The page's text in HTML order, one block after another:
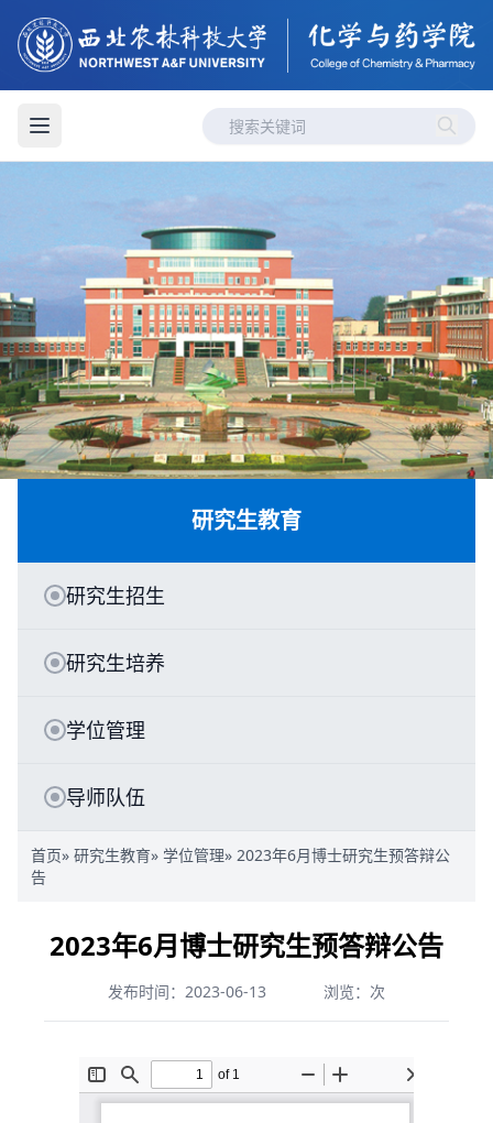
研究生教育
研究生招生
研究生培养
学位管理
导师队伍
首页» 研究生教育» 学位管理» 2023年6月博士研究生预答辩公
告
2023年6月博士研究生预答辩公告
发布时间：2023-06-13 浏览： 次